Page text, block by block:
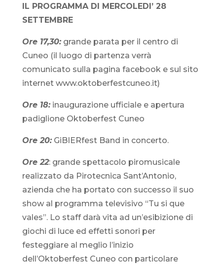
IL PROGRAMMA DI MERCOLEDI’ 28
SETTEMBRE
Ore 17,30:grande parata per il centro di
Cuneo (il luogo di partenza verrà
comunicato sulla pagina facebook e sul sito
internet www.oktoberfestcuneo.it)
Ore 18:inaugurazione ufficiale e apertura
padiglione Oktoberfest Cuneo
Ore 20:GiBIERfest Band in concerto.
Ore 22: grande spettacolo piromusicale
realizzato da Pirotecnica Sant’Antonio,
azienda che ha portato con successo il suo
show al programma televisivo “Tu si que
vales”. Lo staff darà vita ad un’esibizione di
giochi di luce ed effetti sonori per
festeggiare al meglio l’inizio
dell’Oktoberfest Cuneo con particolare